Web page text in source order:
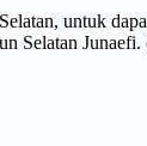
untuk
Selatan